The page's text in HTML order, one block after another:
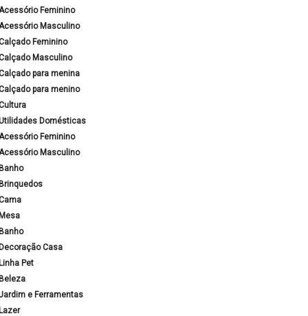
Feminino
Masculino
Feminino
Masculino
para menina
para menino
Domésticas
Feminino
Masculino
Casa
Pet
e Ferramentas